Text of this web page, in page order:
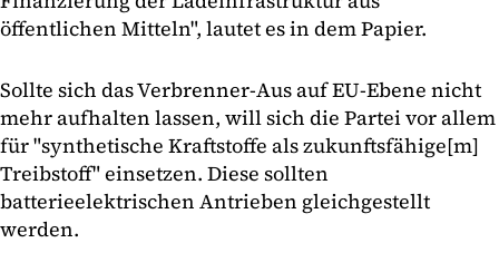
öffentlichen Mitteln", lautet es in dem Papier.
Sollte sich das Verbrenner-Aus auf EU-Ebene nicht
mehr aufhalten lassen, will sich die Partei vor allem
für "synthetische Kraftstoffe als zukunftsfähige[m]
Treibstoff" einsetzen. Diese sollten
batterieelektrischen Antrieben gleichgestellt
werden.